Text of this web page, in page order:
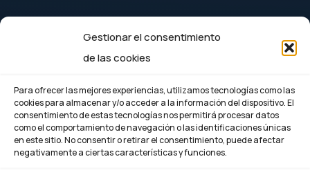
Gestionar el consentimiento
de las cookies
Para ofrecer las mejores experiencias, utilizamos tecnologías como las
cookies para almacenar y/o acceder a la información del dispositivo. El
consentimiento de estas tecnologías nos permitirá procesar datos
como el comportamiento de navegación o las identificaciones únicas
en este sitio. No consentir o retirar el consentimiento, puede afectar
negativamente a ciertas características y funciones.
Suscríbete